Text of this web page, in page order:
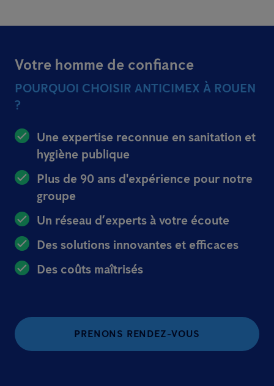
Votre homme de confiance
POURQUOI CHOISIR ANTICIMEX À ROUEN
?
Une expertise reconnue en sanitation et
hygiène publique
Plus de 90 ans d'expérience pour notre
groupe
Un réseau d’experts à votre écoute
Des solutions innovantes et efficaces
Des coûts maîtrisés
PRENONS RENDEZ-VOUS